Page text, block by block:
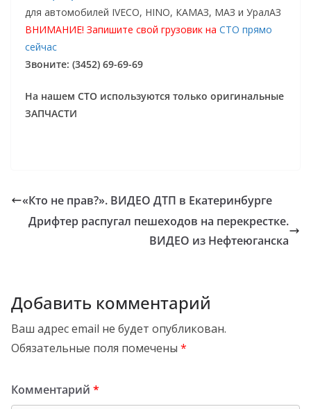
для автомобилей IVECO, HINO, КАМАЗ, МАЗ и УралАЗ
ВНИМАНИЕ! Запишите свой грузовик на СТО прямо
сейчас
Звоните: (3452) 69-69-69
На нашем СТО используются только оригинальные
ЗАПЧАСТИ
«Кто не прав?». ВИДЕО ДТП в Екатеринбурге
Дрифтер распугал пешеходов на перекрестке.
ВИДЕО из Нефтеюганска
Добавить комментарий
Ваш адрес email не будет опубликован.
Обязательные поля помечены *
Комментарий *